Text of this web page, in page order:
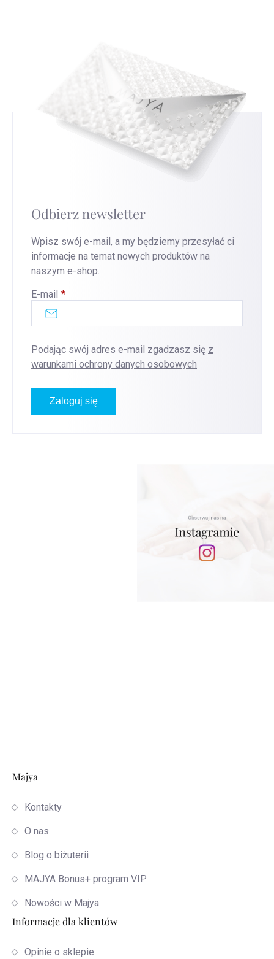
Odbierz newsletter
Wpisz swój e-mail, a my będziemy przesyłać ci
informacje na temat nowych produktów na
naszym e-shop.
E-mail
Podając swój adres e-mail zgadzasz się z
warunkami ochrony danych osobowych
Zaloguj się
Stopka
Majya
Kontakty
O nas
Blog o biżuterii
MAJYA Bonus+ program VIP
Nowości w Majya
Informacje dla klientów
Opinie o sklepie